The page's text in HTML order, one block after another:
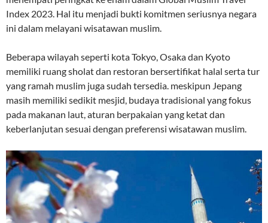
Index 2023. Hal itu menjadi bukti komitmen seriusnya negara
ini dalam melayani wisatawan muslim.
Beberapa wilayah seperti kota Tokyo, Osaka dan Kyoto
memiliki ruang sholat dan restoran bersertifikat halal serta tur
yang ramah muslim juga sudah tersedia. meskipun Jepang
masih memiliki sedikit mesjid, budaya tradisional yang fokus
pada makanan laut, aturan berpakaian yang ketat dan
keberlanjutan sesuai dengan preferensi wisatawan muslim.